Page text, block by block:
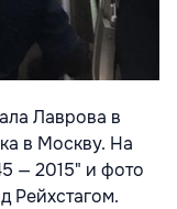
Лаврова в
в Москву. На
— 2015" и фото
Рейхстагом.